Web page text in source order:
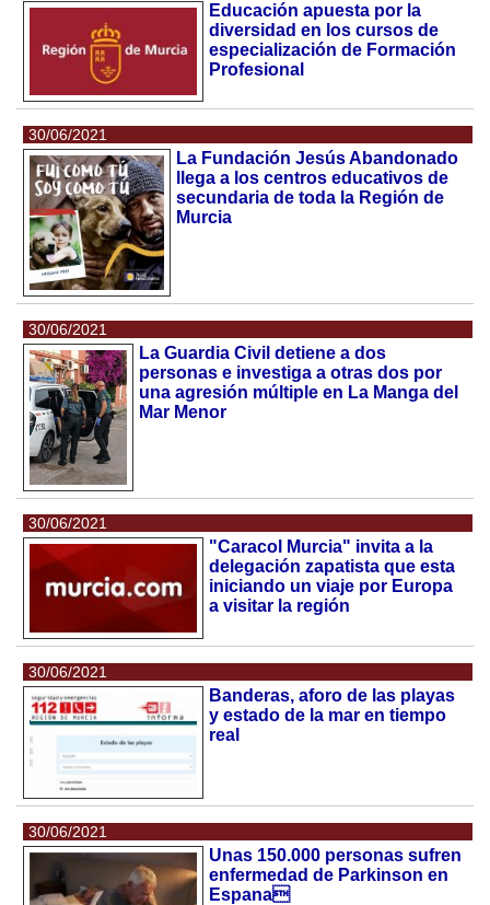
Educación apuesta por la
diversidad en los cursos de
especialización de Formación
Profesional
30/06/2021
La Fundación Jesús Abandonado
llega a los centros educativos de
secundaria de toda la Región de
Murcia
30/06/2021
La Guardia Civil detiene a dos
personas e investiga a otras dos por
una agresión múltiple en La Manga del
Mar Menor
30/06/2021
"Caracol Murcia" invita a la
delegación zapatista que esta
iniciando un viaje por Europa
a visitar la región
30/06/2021
Banderas, aforo de las playas
y estado de la mar en tiempo
real
30/06/2021
Unas 150.000 personas sufren
enfermedad de Parkinson en
Espana